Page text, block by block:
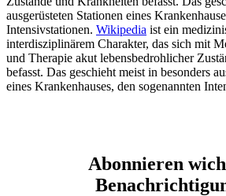
aus­ge­rüs­te­ten Sta­tio­nen eines
Inten­siv­sta­tio­nen. Wiki­pe­dia ist ein
inter­dis­zi­pli­nä­rem Cha­rak­ter, das sich mit
und The­ra­pie akut lebens­be­droh­li­cher
befasst. Das geschieht meist in beson­ders
eines Kran­ken­hau­ses, den soge­nann­ten
Abonnieren